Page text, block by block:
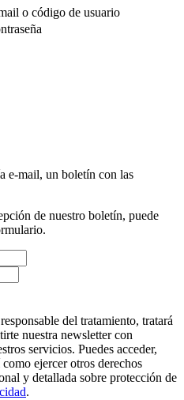
o código de usuario
e-mail, un boletín con las
de nuestro boletín, puede
del tratamiento, tratará
nuestra newsletter con
servicios. Puedes acceder,
ejercer otros derechos
y detallada sobre protección de
.